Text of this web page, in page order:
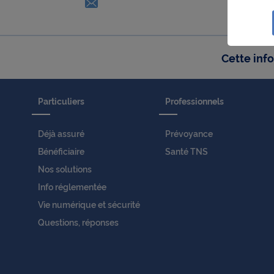
Email - nouvelle fenêtre
Cette
Oui
Particuliers
Déjà assuré
Bénéficiaire
Nos solutions
Info réglementée
Vie numérique et sécurité
Questions, réponses
Professionnels
Prévoyance
Santé TNS
du
●
●
●
des
fins
Pour
En